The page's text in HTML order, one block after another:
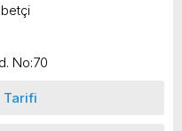
No:70
Tarifi